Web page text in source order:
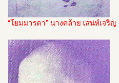
“โยมมารดา” นางคล้าย เสน่ห์เจริญ